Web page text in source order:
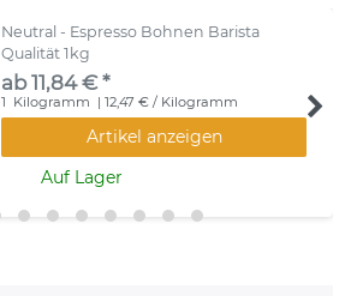
Neutral - Espresso Bohnen Barista
Qualität 1kg
ab 11,84 € *
1 Kilogramm | 12,47 € / Kilogramm
Artikel anzeigen
Auf Lager